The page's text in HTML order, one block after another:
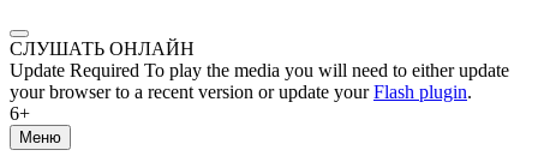
СЛУШАТЬ ОНЛАЙН
Update Required To play the media you will need to either update
your browser to a recent version or update yourFlash plugin.
6+
Меню